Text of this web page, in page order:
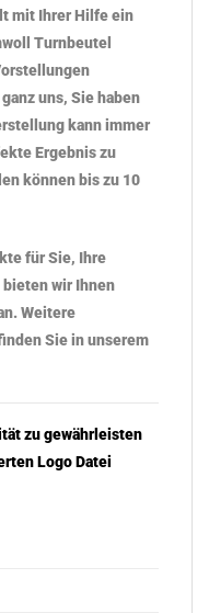
mit Ihrer Hilfe ein
Turnbeutel
uns, Sie haben
kann immer
Ergebnis zu
können bis zu 10
für Sie, Ihre
wir Ihnen
Weitere
Sie in unserem
zu gewährleisten
Logo Datei